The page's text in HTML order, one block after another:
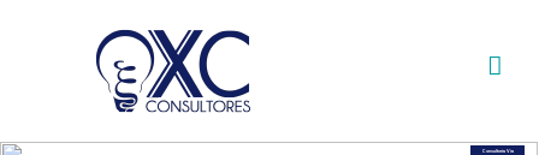
Consultoria Via